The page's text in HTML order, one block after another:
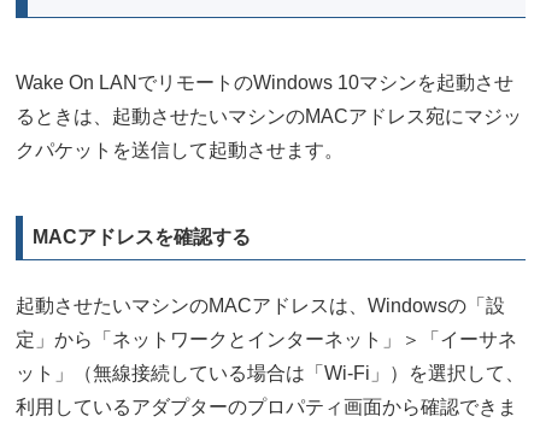
Wake On LANでリモートのWindows 10マシンを起動させ
るときは、起動させたいマシンのMACアドレス宛にマジッ
クパケットを送信して起動させます。
MACアドレスを確認する
起動させたいマシンのMACアドレスは、Windowsの「設
定」から「ネットワークとインターネット」＞「イーサネ
ット」（無線接続している場合は「Wi-Fi」）を選択して、
利用しているアダプターのプロパティ画面から確認できま